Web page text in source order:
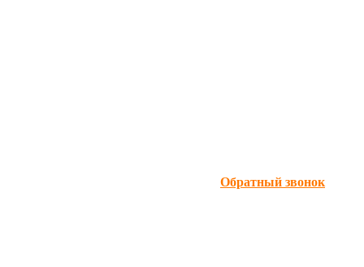
Обратный звонок